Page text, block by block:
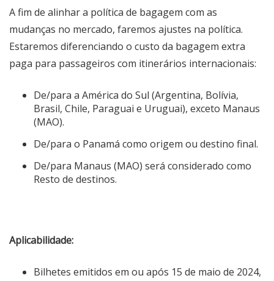
A fim de alinhar a política de bagagem com as
mudanças no mercado, faremos ajustes na política.
Estaremos diferenciando o custo da bagagem extra
paga para passageiros com itinerários internacionais:
De/para a América do Sul (Argentina, Bolívia,
Brasil, Chile, Paraguai e Uruguai), exceto Manaus
(MAO).
De/para o Panamá como origem ou destino final.
De/para Manaus (MAO) será considerado como
Resto de destinos.
Aplicabilidade:
Bilhetes emitidos em ou após 15 de maio de 2024,